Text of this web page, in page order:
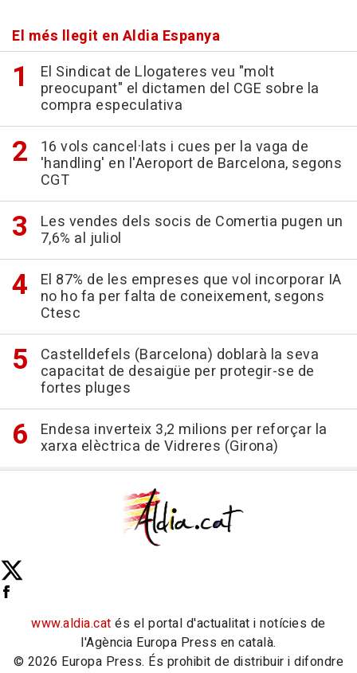
El més llegit en Aldia Espanya
El Sindicat de Llogateres veu "molt
preocupant" el dictamen del CGE sobre la
compra especulativa
16 vols cancel·lats i cues per la vaga de
'handling' en l'Aeroport de Barcelona, segons
CGT
Les vendes dels socis de Comertia pugen un
7,6% al juliol
El 87% de les empreses que vol incorporar IA
no ho fa per falta de coneixement, segons
Ctesc
Castelldefels (Barcelona) doblarà la seva
capacitat de desaigüe per protegir-se de
fortes pluges
Endesa inverteix 3,2 milions per reforçar la
xarxa elèctrica de Vidreres (Girona)
www.aldia.cat és el portal d'actualitat i notícies de
l'Agència Europa Press en català.
© 2026 Europa Press. És prohibit de distribuir i difondre